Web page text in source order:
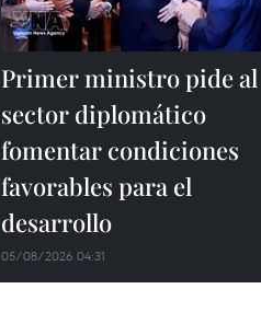
Primer ministro pide al
sector diplomático
fomentar condiciones
favorables para el
desarrollo
05/08/2026 04:31